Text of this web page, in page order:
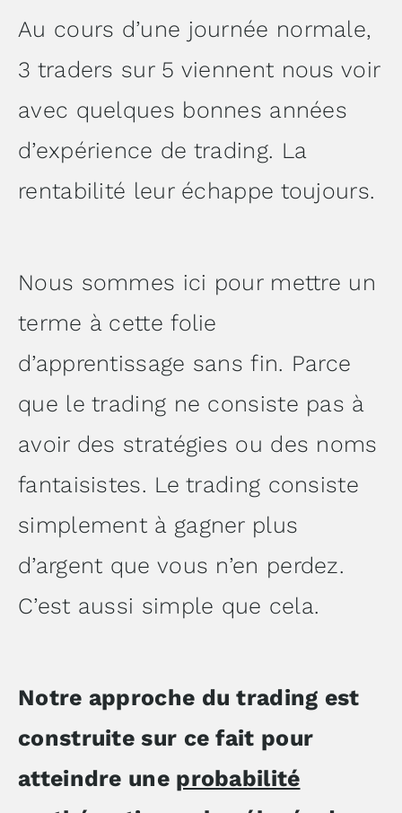
Au cours d’une journée normale,
3 traders sur 5 viennent nous voir
avec quelques bonnes années
d’expérience de trading. La
rentabilité leur échappe toujours.
Nous sommes ici pour mettre un
terme à cette folie
d’apprentissage sans fin. Parce
que le trading ne consiste pas à
avoir des stratégies ou des noms
fantaisistes. Le trading consiste
simplement à gagner plus
d’argent que vous n’en perdez.
C’est aussi simple que cela.
Notre approche du trading est
construite sur ce fait pour
atteindre une probabilité